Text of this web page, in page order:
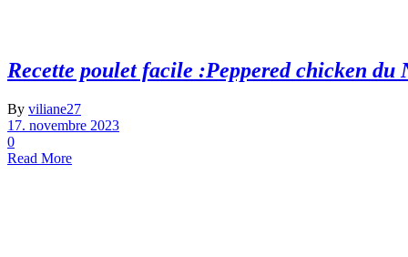
Recette poulet facile :Peppered chicken du
By viliane27
17. novembre 2023
0
Read More